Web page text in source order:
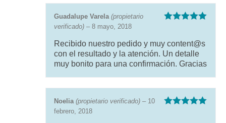
Guadalupe Varela (propietario
verificado) – 8 mayo, 2018
Recibido nuestro pedido y muy content@s
con el resultado y la atención. Un detalle
muy bonito para una confirmación. Gracias
Noelia (propietario verificado) – 10
febrero, 2018